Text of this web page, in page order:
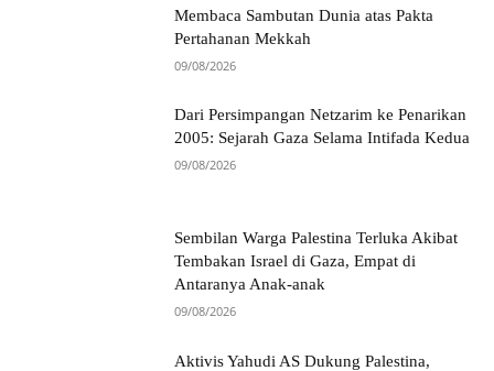
Membaca Sambutan Dunia atas Pakta
Pertahanan Mekkah
09/08/2026
Dari Persimpangan Netzarim ke Penarikan
2005: Sejarah Gaza Selama Intifada Kedua
09/08/2026
Sembilan Warga Palestina Terluka Akibat
Tembakan Israel di Gaza, Empat di
Antaranya Anak-anak
09/08/2026
Aktivis Yahudi AS Dukung Palestina,